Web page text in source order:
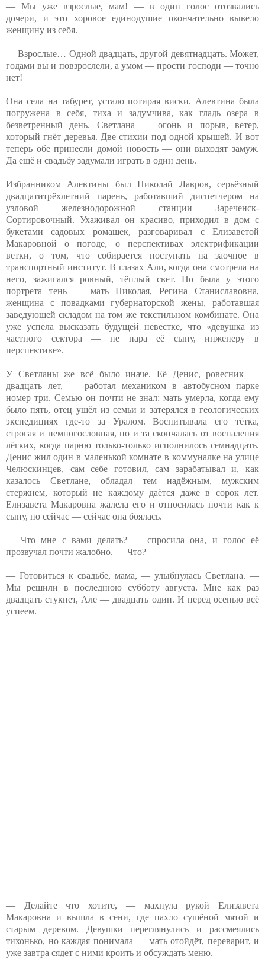
— Мы уже взрослые, мам! — в один голос отозвались
дочери, и это хоровое единодушие окончательно вывело
женщину из себя.
— Взрослые… Одной двадцать, другой девятнадцать. Может,
годами вы и повзрослели, а умом — прости господи — точно
нет!
Она села на табурет, устало потирая виски. Алевтина была
погружена в себя, тиха и задумчива, как гладь озера в
безветренный день. Светлана — огонь и порыв, ветер,
который гнёт деревья. Две стихии под одной крышей. И вот
теперь обе принесли домой новость — они выходят замуж.
Да ещё и свадьбу задумали играть в один день.
Избранником Алевтины был Николай Лавров, серьёзный
двадцатитрёхлетний парень, работавший диспетчером на
узловой железнодорожной станции Зареченск-
Сортировочный. Ухаживал он красиво, приходил в дом с
букетами садовых ромашек, разговаривал с Елизаветой
Макаровной о погоде, о перспективах электрификации
ветки, о том, что собирается поступать на заочное в
транспортный институт. В глазах Али, когда она смотрела на
него, зажигался ровный, тёплый свет. Но была у этого
портрета тень — мать Николая, Регина Станиславовна,
женщина с повадками губернаторской жены, работавшая
заведующей складом на том же текстильном комбинате. Она
уже успела высказать будущей невестке, что «девушка из
частного сектора — не пара её сыну, инженеру в
перспективе».
У Светланы же всё было иначе. Её Денис, ровесник —
двадцать лет, — работал механиком в автобусном парке
номер три. Семью он почти не знал: мать умерла, когда ему
было пять, отец ушёл из семьи и затерялся в геологических
экспедициях где-то за Уралом. Воспитывала его тётка,
строгая и немногословная, но и та скончалась от воспаления
лёгких, когда парню только-только исполнилось семнадцать.
Денис жил один в маленькой комнате в коммуналке на улице
Челюскинцев, сам себе готовил, сам зарабатывал и, как
казалось Светлане, обладал тем надёжным, мужским
стержнем, который не каждому даётся даже в сорок лет.
Елизавета Макаровна жалела его и относилась почти как к
сыну, но сейчас — сейчас она боялась.
— Что мне с вами делать? — спросила она, и голос её
прозвучал почти жалобно. — Что?
— Готовиться к свадьбе, мама, — улыбнулась Светлана. —
Мы решили в последнюю субботу августа. Мне как раз
двадцать стукнет, Але — двадцать один. И перед осенью всё
успеем.
— Делайте что хотите, — махнула рукой Елизавета
Макаровна и вышла в сени, где пахло сушёной мятой и
старым деревом. Девушки переглянулись и рассмеялись
тихонько, но каждая понимала — мать отойдёт, переварит, и
уже завтра сядет с ними кроить и обсуждать меню.